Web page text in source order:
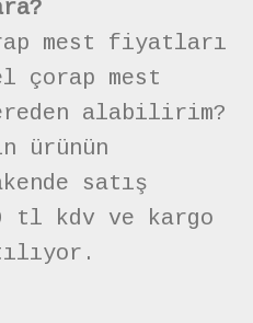
mest fiyatları
çorap mest
alabilirim?
ürünün
satış
tl kdv ve kargo